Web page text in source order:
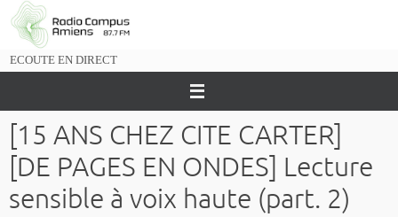
Passer
vers
ECOUTE EN DIRECT
[15 ANS CHEZ CITE CARTER]
[DE PAGES EN ONDES] Lecture
sensible à voix haute (part. 2)